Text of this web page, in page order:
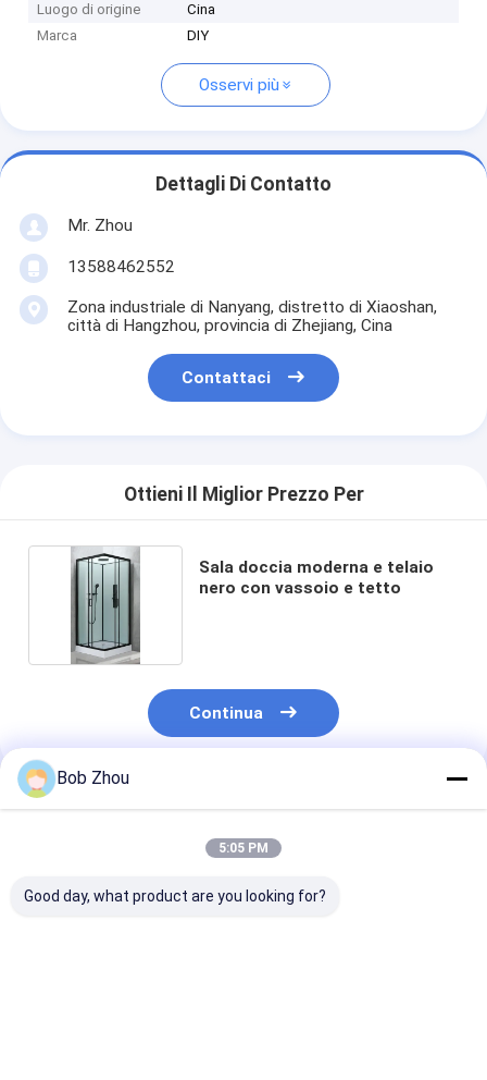
Luogo di origine
Cina
Marca
DIY
Osservi più
Dettagli Di Contatto
Mr. Zhou
13588462552
Zona industriale di Nanyang, distretto di Xiaoshan,
città di Hangzhou, provincia di Zhejiang, Cina
Contattaci
Ottieni Il Miglior Prezzo Per
Sala doccia moderna e telaio
nero con vassoio e tetto
Continua
Prodotti Raccomandati
Bob Zhou
5:05 PM
Good day, what product are you looking for?